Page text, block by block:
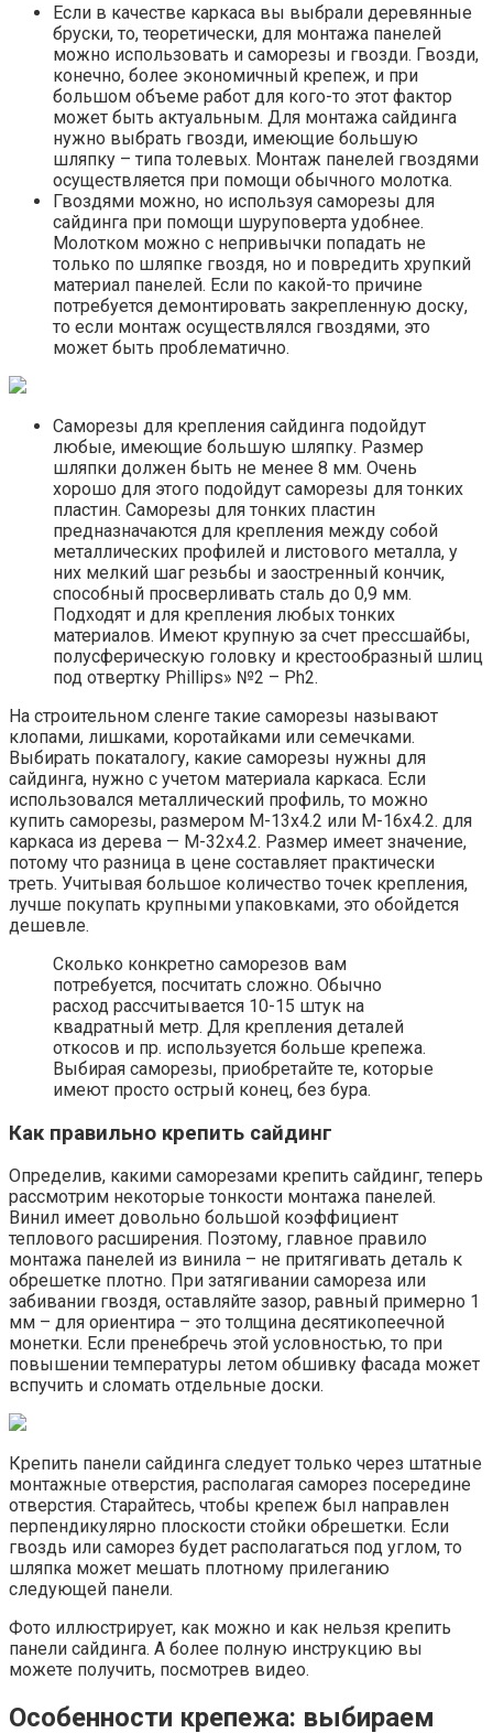
Если в качестве каркаса вы выбрали деревянные
бруски, то, теоретически, для монтажа панелей
можно использовать и саморезы и гвозди. Гвозди,
конечно, более экономичный крепеж, и при
большом объеме работ для кого-то этот фактор
может быть актуальным. Для монтажа сайдинга
нужно выбрать гвозди, имеющие большую
шляпку – типа толевых. Монтаж панелей гвоздями
осуществляется при помощи обычного молотка.
Гвоздями можно, но используя саморезы для
сайдинга при помощи шуруповерта удобнее.
Молотком можно с непривычки попадать не
только по шляпке гвоздя, но и повредить хрупкий
материал панелей. Если по какой-то причине
потребуется демонтировать закрепленную доску,
то если монтаж осуществлялся гвоздями, это
может быть проблематично.
Саморезы для крепления сайдинга подойдут
любые, имеющие большую шляпку. Размер
шляпки должен быть не менее 8 мм. Очень
хорошо для этого подойдут саморезы для тонких
пластин. Саморезы для тонких пластин
предназначаются для крепления между собой
металлических профилей и листового металла, у
них мелкий шаг резьбы и заостренный кончик,
способный просверливать сталь до 0,9 мм.
Подходят и для крепления любых тонких
материалов. Имеют крупную за счет прессшайбы,
полусферическую головку и крестообразный шлиц
под отвертку Phillips» №2 – Ph2.
На строительном сленге такие саморезы называют
клопами, лишками, коротайками или семечками.
Выбирать покаталогу, какие саморезы нужны для
сайдинга, нужно с учетом материала каркаса. Если
использовался металлический профиль, то можно
купить саморезы, размером М-13х4.2 или М-16х4.2. для
каркаса из дерева — М-32х4.2. Размер имеет значение,
потому что разница в цене составляет практически
треть. Учитывая большое количество точек крепления,
лучше покупать крупными упаковками, это обойдется
дешевле.
Сколько конкретно саморезов вам
потребуется, посчитать сложно. Обычно
расход рассчитывается 10-15 штук на
квадратный метр. Для крепления деталей
откосов и пр. используется больше крепежа.
Выбирая саморезы, приобретайте те, которые
имеют просто острый конец, без бура.
Как правильно крепить сайдинг
Определив, какими саморезами крепить сайдинг, теперь
рассмотрим некоторые тонкости монтажа панелей.
Винил имеет довольно большой коэффициент
теплового расширения. Поэтому, главное правило
монтажа панелей из винила – не притягивать деталь к
обрешетке плотно. При затягивании самореза или
забивании гвоздя, оставляйте зазор, равный примерно 1
мм – для ориентира – это толщина десятикопеечной
монетки. Если пренебречь этой условностью, то при
повышении температуры летом обшивку фасада может
вспучить и сломать отдельные доски.
Крепить панели сайдинга следует только через штатные
монтажные отверстия, располагая саморез посередине
отверстия. Старайтесь, чтобы крепеж был направлен
перпендикулярно плоскости стойки обрешетки. Если
гвоздь или саморез будет располагаться под углом, то
шляпка может мешать плотному прилеганию
следующей панели.
Фото иллюстрирует, как можно и как нельзя крепить
панели сайдинга. А более полную инструкцию вы
можете получить, посмотрев видео.
Особенности крепежа: выбираем